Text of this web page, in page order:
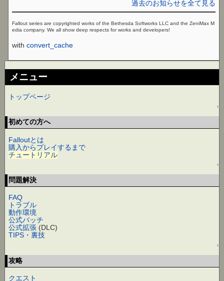
過去のお知らせを全て見る
Fallout series are copyrighted works of the Bethesda Softworks LLC and the ZeniMax M
edia company. We all show deep respects for works and developers!
withconvert_cache
メニュー
トップページ
↑
初めての方へ
Falloutとは
購入からプレイするまで
チュートリアル
↑
問題解決
FAQ
トラブル
動作環境
公式パッチ
公式拡張 (DLC)
TIPS・裏技
↑
攻略
クエスト